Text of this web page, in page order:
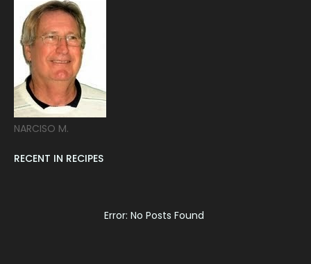
NARCISO M.
RECENT IN RECIPES
Error: No Posts Found